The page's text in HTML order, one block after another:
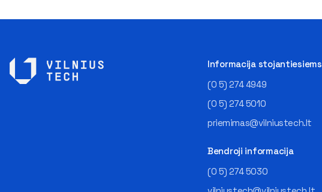
Informacija stojantiesiems
(0 5) 274 4949
(0 5) 274 5010
priemimas@vilniustech.lt
Bendroji informacija
(0 5) 274 5030